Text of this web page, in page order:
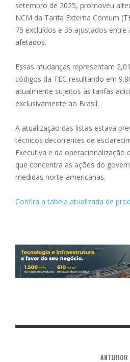
setembro de 2025, promoveu
NCM da Tarifa Externa Comum
75 excluídos e 35 ajustados entre
afetados.
Essas mudanças representam
códigos da TEC resultando em
atualmente sujeitos às tarifas
exclusivamente ao Brasil.
A atualização das listas estava
técnicos decorrentes de
Executiva e da operacionalização
que concentra as ações do
medidas norte-americanas.
Confira a tabela atualizada de
ANTERIOR